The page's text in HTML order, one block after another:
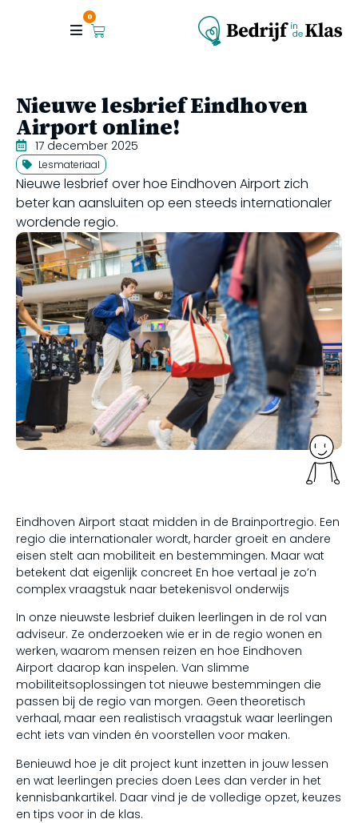
0
Nieuwe lesbrief Eindhoven
Airport online!
17 december 2025
Lesmateriaal
Nieuwe lesbrief over hoe Eindhoven Airport zich
beter kan aansluiten op een steeds internationaler
wordende regio.
Eindhoven Airport staat midden in de Brainportregio. Een
regio die internationaler wordt, harder groeit en andere
eisen stelt aan mobiliteit en bestemmingen. Maar wat
betekent dat eigenlijk concreet En hoe vertaal je zo’n
complex vraagstuk naar betekenisvol onderwijs
In onze nieuwste lesbrief duiken leerlingen in de rol van
adviseur. Ze onderzoeken wie er in de regio wonen en
werken, waarom mensen reizen en hoe Eindhoven
Airport daarop kan inspelen. Van slimme
mobiliteitsoplossingen tot nieuwe bestemmingen die
passen bij de regio van morgen. Geen theoretisch
verhaal, maar een realistisch vraagstuk waar leerlingen
echt iets van vinden én voorstellen voor maken.
Benieuwd hoe je dit project kunt inzetten in jouw lessen
en wat leerlingen precies doen Lees dan verder in het
kennisbankartikel. Daar vind je de volledige opzet, keuzes
en tips voor in de klas.